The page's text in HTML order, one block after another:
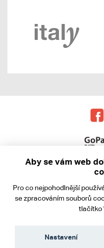
Ochrana
Aby se vám web
Pro co nejpohodlnější
se zpracováním souborů
tlačítko
Nastavení